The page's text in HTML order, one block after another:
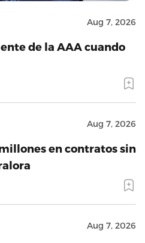
Aug 7, 2026
de la AAA cuando
Aug 7, 2026
en contratos sin
Aug 7, 2026